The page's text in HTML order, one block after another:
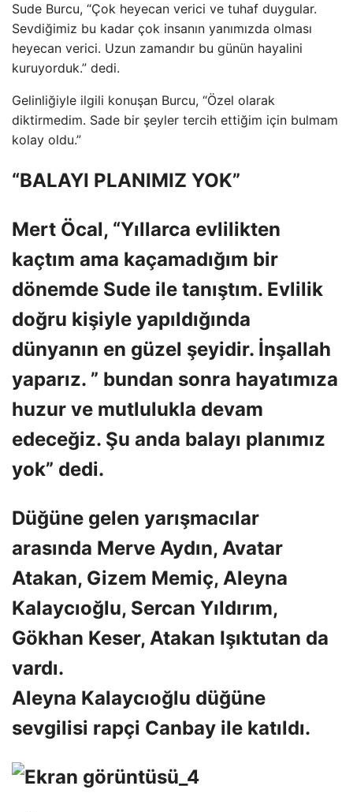
Sude Burcu, “Çok heyecan verici ve tuhaf duygular.
Sevdiğimiz bu kadar çok insanın yanımızda olması
heyecan verici. Uzun zamandır bu günün hayalini
kuruyorduk.” dedi.
Gelinliğiyle ilgili konuşan Burcu, “Özel olarak
diktirmedim. Sade bir şeyler tercih ettiğim için bulmam
kolay oldu.”
“BALAYI PLANIMIZ YOK”
Mert Öcal, “Yıllarca evlilikten
kaçtım ama kaçamadığım bir
dönemde Sude ile tanıştım. Evlilik
doğru kişiyle yapıldığında
dünyanın en güzel şeyidir. İnşallah
yaparız. ” bundan sonra hayatımıza
huzur ve mutlulukla devam
edeceğiz. Şu anda balayı planımız
yok” dedi.
Düğüne gelen yarışmacılar
arasında Merve Aydın, Avatar
Atakan, Gizem Memiç, Aleyna
Kalaycıoğlu, Sercan Yıldırım,
Gökhan Keser, Atakan Işıktutan da
vardı.
Aleyna Kalaycıoğlu düğüne
sevgilisi rapçi Canbay ile katıldı.